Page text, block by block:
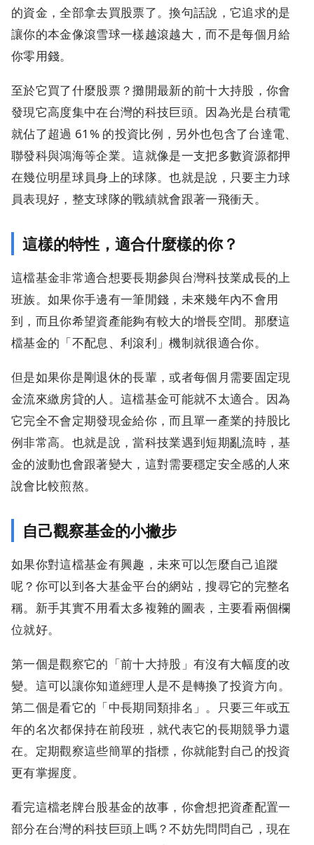
的資金，全部拿去買股票了。換句話說，它追求的是
讓你的本金像滾雪球一樣越滾越大，而不是每個月給
你零用錢。
至於它買了什麼股票？攤開最新的前十大持股，你會
發現它高度集中在台灣的科技巨頭。因為光是台積電
就佔了超過 61% 的投資比例，另外也包含了台達電、
聯發科與鴻海等企業。這就像是一支把多數資源都押
在幾位明星球員身上的球隊。也就是說，只要主力球
員表現好，整支球隊的戰績就會跟著一飛衝天。
這樣的特性，適合什麼樣的你？
這檔基金非常適合想要長期參與台灣科技業成長的上
班族。如果你手邊有一筆閒錢，未來幾年內不會用
到，而且你希望資產能夠有較大的增長空間。那麼這
檔基金的「不配息、利滾利」機制就很適合你。
但是如果你是剛退休的長輩，或者每個月需要固定現
金流來繳房貸的人。這檔基金可能就不太適合。因為
它完全不會定期發現金給你，而且單一產業的持股比
例非常高。也就是說，當科技業遇到短期亂流時，基
金的波動也會跟著變大，這對需要穩定安全感的人來
說會比較煎熬。
自己觀察基金的小撇步
如果你對這檔基金有興趣，未來可以怎麼自己追蹤
呢？你可以到各大基金平台的網站，搜尋它的完整名
稱。新手其實不用看太多複雜的圖表，主要看兩個欄
位就好。
第一個是觀察它的「前十大持股」有沒有大幅度的改
變。這可以讓你知道經理人是不是轉換了投資方向。
第二個是看它的「中長期同類排名」。只要三年或五
年的名次都保持在前段班，就代表它的長期競爭力還
在。定期觀察這些簡單的指標，你就能對自己的投資
更有掌握度。
看完這檔老牌台股基金的故事，你會想把資產配置一
部分在台灣的科技巨頭上嗎？不妨先問問自己，現在